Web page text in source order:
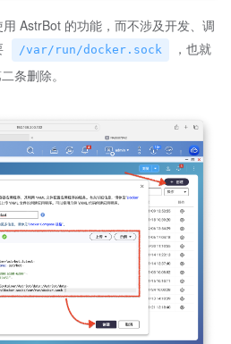
AstrBot 的功能，而不涉及开发、调
/var/run/docker.sock
，也就
条删除。